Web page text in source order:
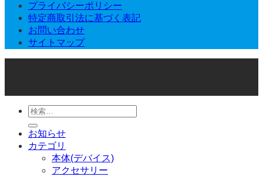
プライバシーポリシー
特定商取引法に基づく表記
お問い合わせ
サイトマップ
検
索
対
象:
お知らせ
カテゴリ
本体(デバイス)
アクセサリー